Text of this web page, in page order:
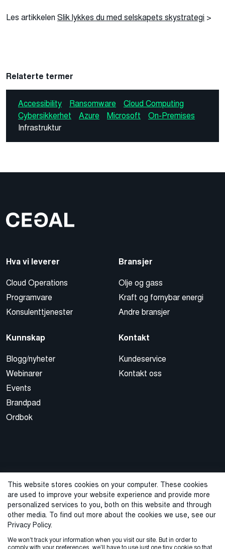
This website stores cookies on your computer. These cookies
are used to improve your website experience and provide more
personalized services to you, both on this website and through
other media. To find out more about the cookies we use, see our
Privacy Policy.
We won't track your information when you visit our site. But in order to
Les artikkelen Slik lykkes du med selskapets skystrategi >
Relaterte termer
Accessibility Ransomware
Cloud Computing
Cybersikkerhet
Azure Microsoft
On-Premises
Infrastruktur
Hva vi leverer
Cloud Operations
Programvare
Konsulenttjenester
Bransjer
Olje og gass
Kraft og fornybar energi
Andre bransjer
Kunnskap
Blogg/nyheter
Webinarer
Events
Brandpad
Ordbok
Kontakt
Kundeservice
Kontakt oss
© 2026 Cegal
Privacy Policy
ISO-sertifisering Varslingstjeneste